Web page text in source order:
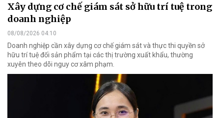
Xây dựng cơ chế giám sát sở hữu trí tuệ trong
doanh nghiệp
08/08/2026 04:10
Doanh nghiệp cần xây dựng cơ chế giám sát và thực thi quyền sở
hữu trí tuệ đối sản phẩm tại các thị trường xuất khẩu, thường
xuyên theo dõi nguy cơ xâm phạm.